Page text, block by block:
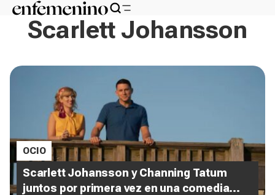
Scarlett Johansson
OCIO
Scarlett Johansson y Channing Tatum
juntos por primera vez en una comedia